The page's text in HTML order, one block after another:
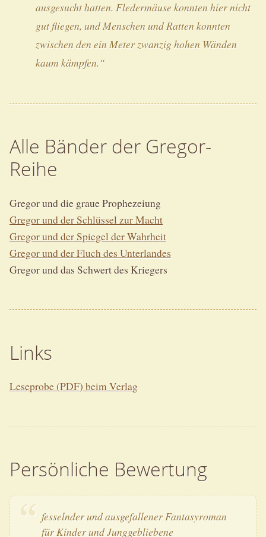
ausgesucht hatten. Fledermäuse konnten hier nicht
gut fliegen, und Menschen und Ratten konnten
zwischen den ein Meter zwanzig hohen Wänden
kaum kämpfen.“
Alle Bänder der Gregor-
Reihe
Gregor und die graue Prophezeiung
Gregor und der Schlüssel zur Macht
Gregor und der Spiegel der Wahrheit
Gregor und der Fluch des Unterlandes
Gregor und das Schwert des Kriegers
Links
Leseprobe (PDF) beim Verlag
Persönliche Bewertung
fesselnder und ausgefallener Fantasyroman
für Kinder und Junggebliebene